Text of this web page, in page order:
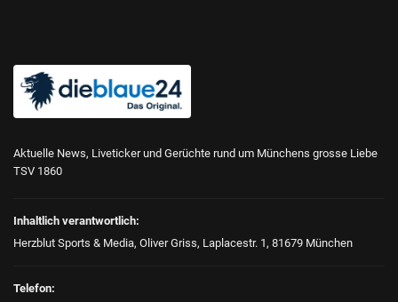
Aktuelle News, Liveticker und Gerüchte rund um Münchens grosse Liebe
TSV 1860
Inhaltlich verantwortlich:
Herzblut Sports & Media, Oliver Griss, Laplacestr. 1, 81679 München
Telefon: